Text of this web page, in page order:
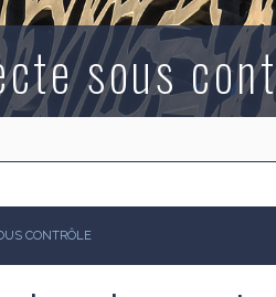
sous
CONTRÔLE